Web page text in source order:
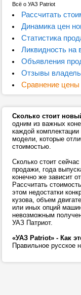
Всё о УАЗ Patriot
Рассчитать
Динамика цен
Статистика
Ликвидность на
Объявления
Отзывы
Сравнение цены
Сколько стоит
одним из важных
каждой
модели, которые
стоимостью.
Сколько стоит
продажи, года
конечно же зависит
Рассчитать
этом недостатки
кузова, объем
или иных опций
невозможным
УАЗ Патриот.
«УАЗ Patriot» - Как
Правильное русское